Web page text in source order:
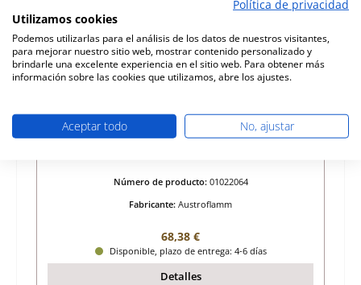
Austroflamm Clou compact Pellet ladrillo de
Número de producto: 01022064
Fabricante: Austroflamm
Precio normal:
68,38 €
Disponible, plazo de entrega: 4-6 días
Detalles
Política de privacidad
Utilizamos cookies
Podemos utilizarlas para el análisis de los datos de nuestros visitantes,
para mejorar nuestro sitio web, mostrar contenido personalizado y
brindarle una excelente experiencia en el sitio web. Para obtener más
información sobre las cookies que utilizamos, abre los ajustes.
Aceptar todo No, ajustar